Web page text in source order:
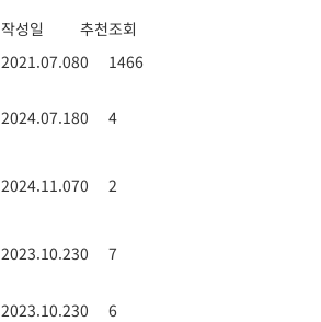
작성일 추천조회
2021.07.080 1466
2024.07.180 4
2024.11.070 2
2023.10.230 7
2023.10.230
6